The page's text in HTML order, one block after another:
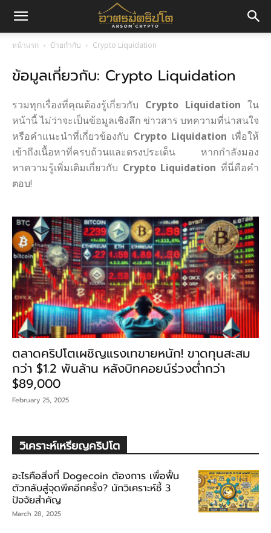
มค
ปโต
หน้าแรก ป้ายกำกับ Crypto Liquidation
ข้อมูลเกี่ยวกับ: Crypto Liquidation
รวมทุกเรื่องที่คุณต้องรู้เกี่ยวกับ Crypto Liquidation ใน
หน้านี้ ไม่ว่าจะเป็นข้อมูลเชิงลึก ข่าวสาร บทความที่น่าสนใจ
หรือคำแนะนำที่เกี่ยวข้องกับ Crypto Liquidation เพื่อให้
เข้าถึงเนื้อหาที่ครบถ้วนและตรงประเด็น หากกำลังมอง
หาความรู้เพิ่มเติมเกี่ยวกับ Crypto Liquidation ที่นี่คือคำ
ตอบ!
ตลาดคริปโตเผชิญแรงเทขายหนัก! ขาดทุนสะสม
กว่า $1.2 พันล้าน หลังบิทคอยน์ร่วงต่ำกว่า
$89,000
February 25, 2025
วิเคราะห์เหรียญคริปโต
อะไรคือสิ่งที่ Dogecoin ต้องการ เพื่อฟื้น
ตัวกลับสู่จุดพีคอีกครั้ง? นักวิเคราะห์ชี้ 3
ปัจจัยสำคัญ
March 28, 2025